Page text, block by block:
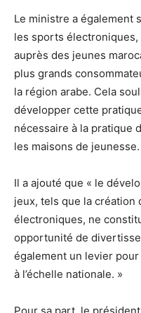
Le ministre a également
les sports
auprès des jeunes
plus grands
la région arabe. Cela
développer cette
nécessaire à la pratique
les maisons de jeunesse.
Il a ajouté que « le
jeux, tels que la création
électroniques, ne
opportunité de
également un levier
à l’échelle nationale. »